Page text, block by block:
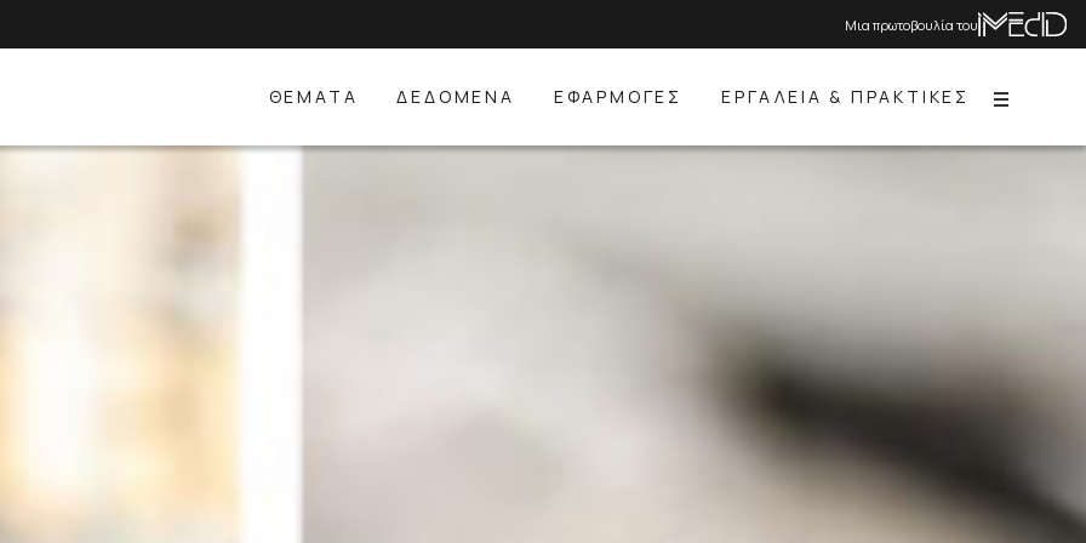
Μια πρωτοβουλία του
ΘΕΜΑΤΑ ΔΕΔΟΜΕΝΑ ΕΦΑΡΜΟΓΕΣ ΕΡΓΑΛΕΙΑ & ΠΡΑΚΤΙΚΕΣ Menu